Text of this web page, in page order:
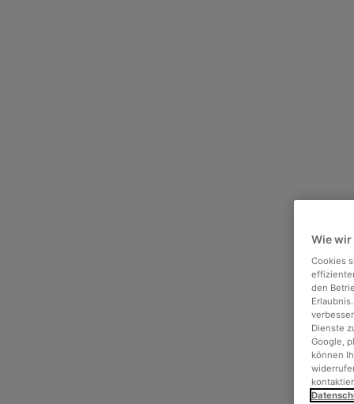
Wie
Cookies
den
Dienste
Google,
können